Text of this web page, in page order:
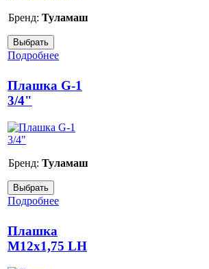
Бренд: Туламаш
Подробнее
Плашка G-1
3/4"
Бренд: Туламаш
Подробнее
Плашка
М12х1,75 LH